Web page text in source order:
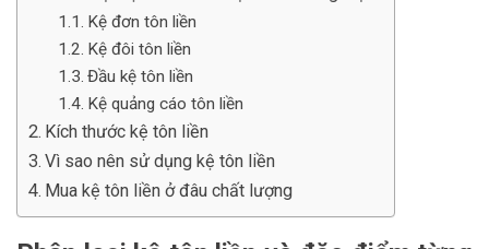
Kệ đơn tôn liền
Kệ đôi tôn liền
Đầu kệ tôn liền
Kệ quảng cáo tôn liền
Kích thước kệ tôn liền
Vì sao nên sử dụng kệ tôn liền
Mua kệ tôn liền ở đâu chất lượng